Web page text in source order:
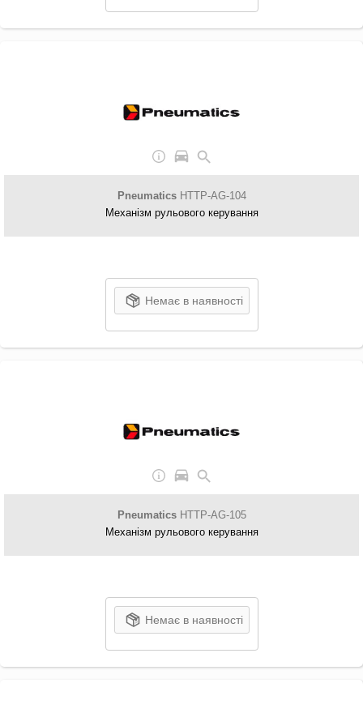
PneumaticsHTTP-AG-104
Механізм рульового керування
Немає в наявності
PneumaticsHTTP-AG-105
Механізм рульового керування
Немає в наявності